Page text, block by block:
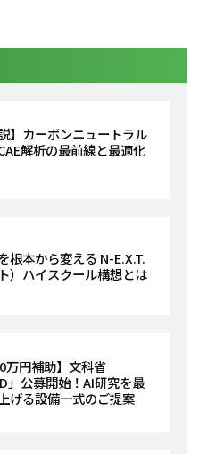
】カーボンニュートラル
解析の最前線と最適化
根本から変える N-E.X.T.
）ハイスクール構想とは
万円補助】文科省
」公募開始！AI研究を最
げる設備一式のご提案